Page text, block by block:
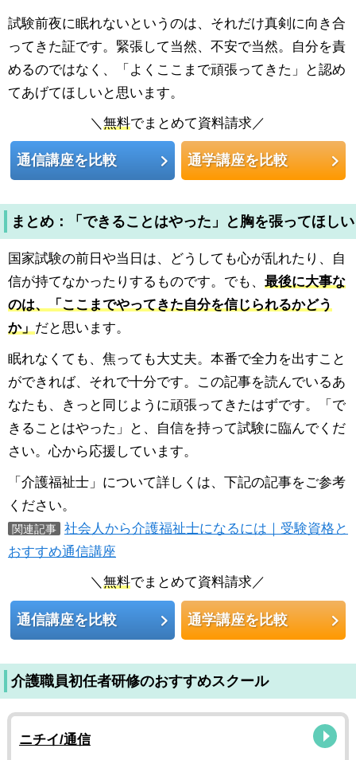
試験前夜に眠れないというのは、それだけ真剣に向き合
ってきた証です。緊張して当然、不安で当然。自分を責
めるのではなく、「よくここまで頑張ってきた」と認め
てあげてほしいと思います。
＼無料でまとめて資料請求／
通信講座を比較 通学講座を比較
まとめ：「できることはやった」と胸を張ってほしい
国家試験の前日や当日は、どうしても心が乱れたり、自
信が持てなかったりするものです。でも、 最後に大事な
のは、「ここまでやってきた自分を信じられるかどう
か」 だと思います。
眠れなくても、焦っても大丈夫。本番で全力を出すこと
ができれば、それで十分です。この記事を読んでいるあ
なたも、きっと同じように頑張ってきたはずです。「で
きることはやった」と、自信を持って試験に臨んでくだ
さい。心から応援しています。
「介護福祉士」について詳しくは、下記の記事をご参考
ください。
関連記事
社会人から介護福祉士になるには｜受験資格と
おすすめ通信講座
＼無料でまとめて資料請求／
通信講座を比較 通学講座を比較
介護職員初任者研修のおすすめスクール
ニチイ/通信